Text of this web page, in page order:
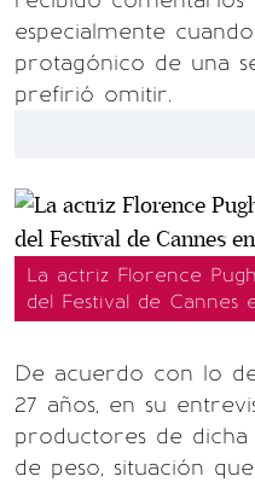
especialmente
protagónico de una
prefirió omitir.
La actriz Florence
del Festival de Cannes
De acuerdo con lo
27 años, en su
productores de
de peso, situación